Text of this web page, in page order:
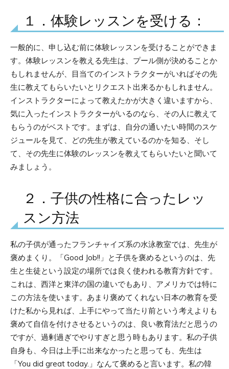
１．体験レッスンを受ける：
一般的に、申し込む前に体験レッスンを受けることができま
す。体験レッスンを教える先生は、プール側が決めることか
もしれませんが、目当てのインストラクターがいればその先
生に教えてもらいたいとリクエスト出来るかもしれません。
インストラクターによって教えたかが大きく違いますから、
気に入ったインストラクターがいるのなら、その人に教えて
もらうのがベストです。まずは、自分の通いたい時間のスケ
ジュールを見て、どの先生が教えているのかを知る、そし
て、その先生に体験のレッスンを教えてもらいたいと聞いて
みましょう。
２．子供の性格に合ったレッ
スン方法
私の子供が通ったフランチャイズ系の水泳教室では、先生が
褒めまくり。「Good Job!!」と子供を褒めるというのは、先
生と生徒という設定の場所では良く使われる教育方針です。
これは、西洋と東洋の国の違いでもあり、アメリカでは特に
この方法を使います。あまり褒めてくれない日本の教育を受
けた私から見れば、上手にやって当たり前という考えよりも
褒めて自信を付けさせるというのは、良い教育法だと思うの
ですが、過剰過ぎでやりすぎと思う時もあります。私の子供
自身も、今日は上手に出来なかったと思っても、先生は
「You did great today.」なんて褒めると言います。私の韓